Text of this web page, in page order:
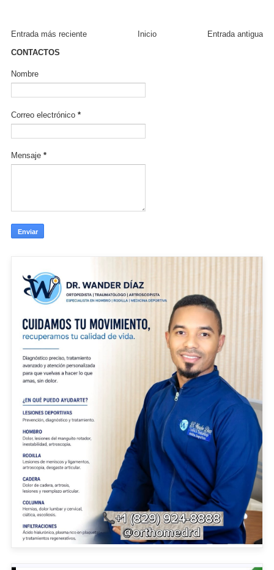
Entrada más reciente Entrada antigua
Inicio
CONTACTOS
Nombre
Correo electrónico *
Mensaje *